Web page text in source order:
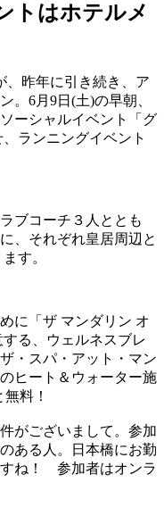
トはホテルメ
、昨年に引き続き、ア
。6月9日(土)の早朝、
ーシャルイベント「グ
ランニングイベント
ブコーチ３人ととも
、それぞれ皇居周辺と
す。
に「ザ マンダリン オ
る、ウェルネスブレ
・スパ・アット・マン
ヒート＆ウォーター施
無料！
がございまして。参加
ある人。日本橋にお勤
ね！ 参加者はオンラ